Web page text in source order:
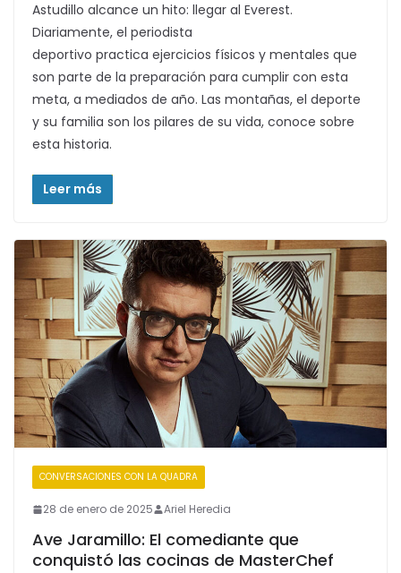
Astudillo alcance un hito: llegar al Everest.
Diariamente, el periodista
deportivo practica ejercicios físicos y mentales que
son parte de la preparación para cumplir con esta
meta, a mediados de año. Las montañas, el deporte
y su familia son los pilares de su vida, conoce sobre
esta historia.
Leer más
CONVERSACIONES CON LA QUADRA
28 de enero de 2025 Ariel Heredia
Ave Jaramillo: El comediante que
conquistó las cocinas de MasterChef